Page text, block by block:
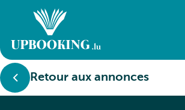
Retour aux annonces